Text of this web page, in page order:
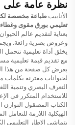
نظرة عامة على
الأنابيب
تعليمي بورق مقوى
بعناية لتقديم عالم
وعروض بصرية رائعة.
يخلق أداة تعليمية
مع تقديم قيمة تعليمية
يعرض كل صفحة من هذا
لحيوانات مقترنة
التعرف البصري وتنمية
للاستخدام المتكرر في
الكتاب المصقول التوازن
الهيكلية اللازمة للتعامل
يتماشى الإطار التعليمي